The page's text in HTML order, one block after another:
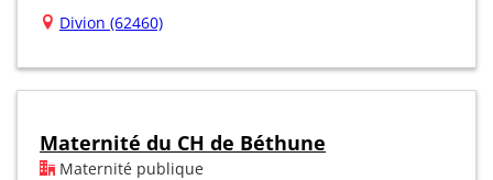
Divion (62460)
Maternité du CH de Béthune
Maternité publique